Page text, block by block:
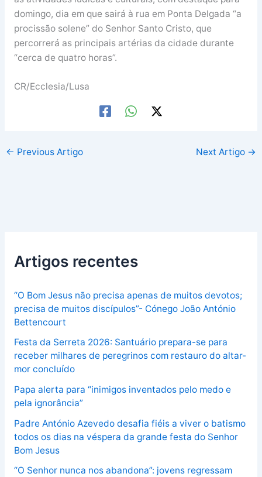
domingo, dia em que sairá à rua em Ponta Delgada “a
procissão solene” do Senhor Santo Cristo, que
percorrerá as principais artérias da cidade durante
“cerca de quatro horas”.
CR/Ecclesia/Lusa
← Previous Artigo Next Artigo →
Artigos recentes
“O Bom Jesus não precisa apenas de muitos devotos;
precisa de muitos discípulos”- Cónego João António
Bettencourt
Festa da Serreta 2026: Santuário prepara-se para
receber milhares de peregrinos com restauro do altar-
mor concluído
Papa alerta para “inimigos inventados pelo medo e
pela ignorância”
Padre António Azevedo desafia fiéis a viver o batismo
todos os dias na véspera da grande festa do Senhor
Bom Jesus
“O Senhor nunca nos abandona”: jovens regressam